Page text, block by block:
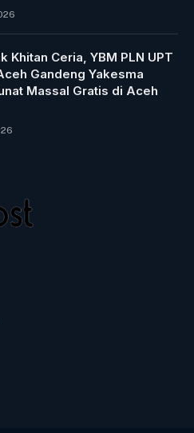
Khitan Ceria, YBM PLN UPT
Gandeng Yakesma
Massal Gratis di Aceh